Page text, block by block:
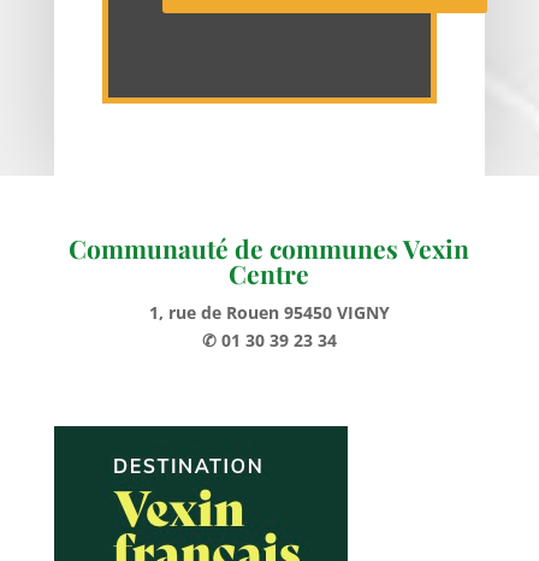
Communauté de communes Vexin
Centre
1, rue de Rouen 95450 VIGNY
✆ 01 30 39 23 34